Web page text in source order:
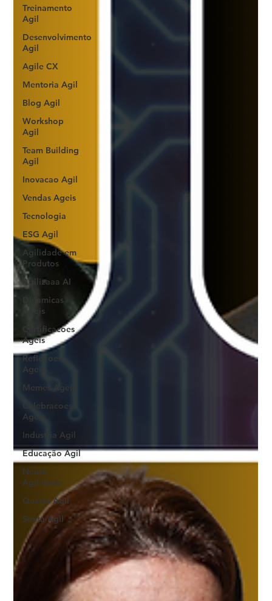
Treinamento
Agil
Desenvolvimento
Agil
Agile CX
Mentoria Agil
Blog Agil
Workshop
Agil
Team Building
Agil
Inovacao Agil
Vendas Ageis
Tecnologia
ESG Agil
Agilidade em
Produtos
Agilizaaa AI
Dinamicas
Ageis
Certificacoes
Ageis
Reflexoes
Ageis
Memes Ageis
Celebracoes
Ageis
Industria Agil
Educação Ágil
Neuro
Agilidade
Quarta Agil
Sexta Agil